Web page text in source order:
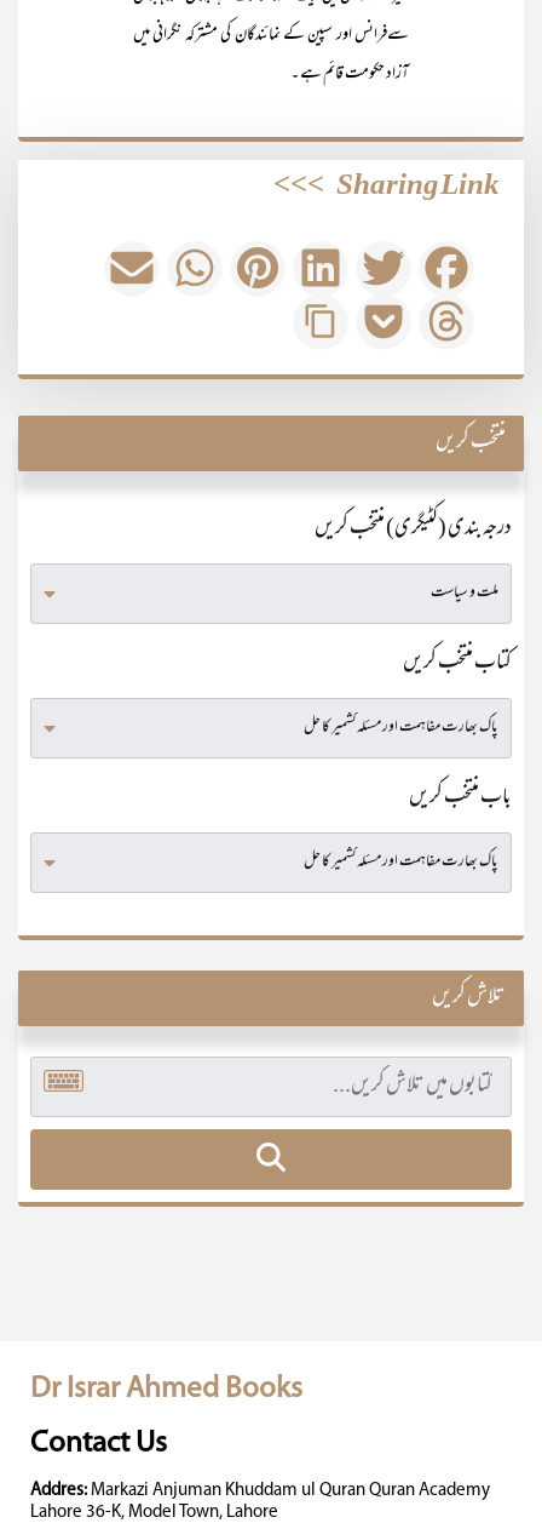
سےفرانس اور سپین کے نمائندگان کی مشترکہ نگرانی میں
آزاد حکومت قائم ہے ۔
Sharing Link
>>>
منتخب کریں
درجہ بندی (کٹیگری) منتخب کریں
کتاب منتخب کریں
باب منتخب کریں
تلاش کریں
Dr Israr Ahmed Books
Contact Us
Addres: Markazi Anjuman Khuddam ul Quran Quran Academy
Lahore 36-K, Model Town, Lahore